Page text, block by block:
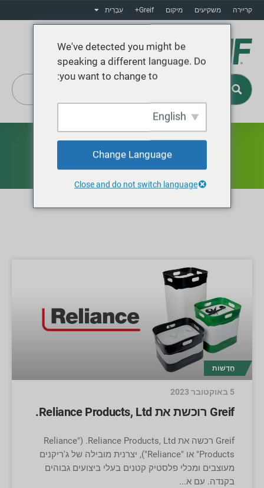
קריירה משקיעים מיקום Greif+ עִבְרִית
חֲדָשׁוֹת
חֲדָשׁוֹת
Greif רוכשת את Reliance Products, Ltd.
Greif רכשה את Reliance Products, Ltd. ("Reliance
Products" או "Reliance"), יצרנית מובילה של ג'ריקנים
מעוצבים ומכלי פלסטיק קטנים בעלי ביצועים גבוהים
בקנדה. עם א
5 באוקטובר 2023
We've detected you might be
speaking a different language. Do
you want to change to:
English
Change Language
Close and do not switch language